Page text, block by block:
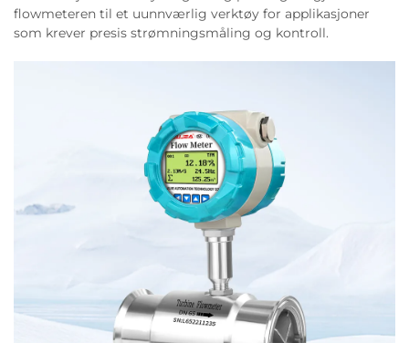
flowmeteren til et uunnværlig verktøy for applikasjoner
som krever presis strømningsmåling og kontroll.